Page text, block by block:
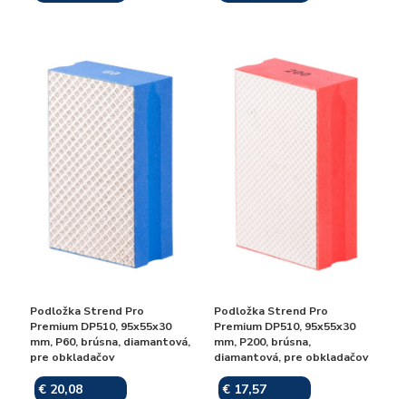
Podložka Strend Pro
Premium DP510, 95x55x30
mm, P60, brúsna, diamantová,
pre obkladačov
€ 20,08
Podložka Strend Pro
Premium DP510, 95x55x30
mm, P200, brúsna,
diamantová, pre obkladačov
€ 17,57